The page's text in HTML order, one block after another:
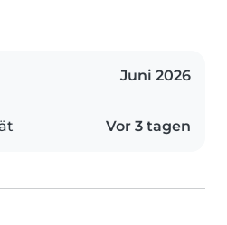
Juni 2026
Vor 3 tagen